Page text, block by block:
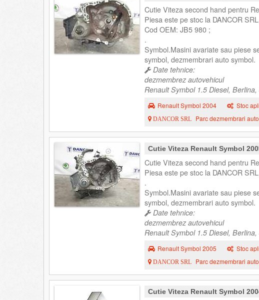
Cutie Viteza second hand pentru
Piesa este pe stoc la DANCOR
Cod OEM: JB5 980 ;
.
Symbol.Masini avariate sau piese
symbol, dezmembrari auto symbol.
Date tehnice:
dezmembrez autovehicul
Renault Symbol 1.5 Diesel,
Renault Symbol 2004 Stoc
DANCOR SRL Parc dezmembrari
Cutie Viteza Renault Symbol
Cutie Viteza second hand pentru
Piesa este pe stoc la DANCOR
.
Symbol.Masini avariate sau piese
symbol, dezmembrari auto symbol.
Date tehnice:
dezmembrez autovehicul
Renault Symbol 1.5 Diesel,
Renault Symbol 2005 Stoc
DANCOR SRL Parc dezmembrari
Cutie Viteza Renault Symbol